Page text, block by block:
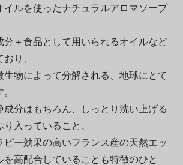
イルを使ったナチュラルアロマソープ
分＋食品として用いられるオイルなど
り、
物によって分解される、地球にとて
分はもちろん、しっとり洗い上げる
入っていること、
ー効果の高いフランス産の天然エッ
高配合していることも特徴のひと